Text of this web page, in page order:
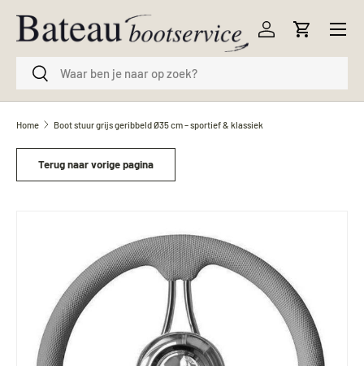
Ga naar inhoud
ZoekenZoeken
Inloggen
Menu
Home Boot stuur grijs geribbeld Ø35 cm – sportief & klassiek
Terug naar vorige pagina